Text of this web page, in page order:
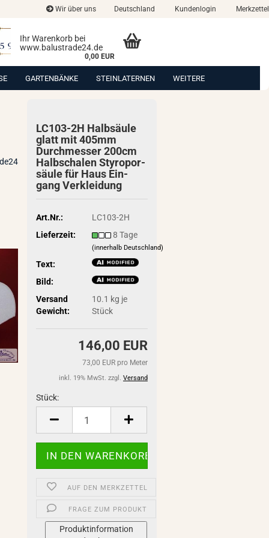
Wir über uns Deutschland Kundenlogin Merkzettel
Ihr Warenkorb bei
www.balustrade24.de
0,00 EUR
GARTENBÄNKE STEINLATERNEN WEITERE
LC103-​2H Halb­säu­le
glatt mit 405mm
Durch­mes­ser 200cm
Halb­scha­len Sty­ro­por­
säu­le für Haus Ein­
gang Ver­klei­dung
Art.Nr.:
LC103-2H
Lieferzeit:
8 Tage
(innerhalb Deutschland)
Text:
Bild:
Versand
Gewicht:
10.1 kg je
Stück
146,00 EUR
73,00 EUR pro Meter
inkl. 19% MwSt. zzgl. Versand
Stück:
Stück
AUF DEN MERKZETTEL
FRAGE ZUM PRODUKT
Produktinformation